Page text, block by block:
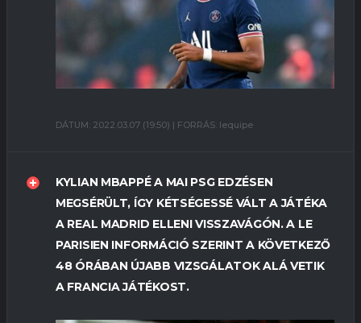
DÁTUM: 2022.03.07 (19:50) | FORRÁS: lequipe
KYLIAN MBAPPÉ A MAI PSG EDZÉSEN
MEGSÉRÜLT, ÍGY KÉTSÉGESSÉ VÁLT A JÁTÉKA
A REAL MADRID ELLENI VISSZAVÁGÓN. A LE
PARISIEN INFORMÁCIÓ SZERINT A KÖVETKEZŐ
48 ÓRÁBAN ÚJABB VIZSGÁLATOK ALÁ VETIK
A FRANCIA JÁTÉKOST.